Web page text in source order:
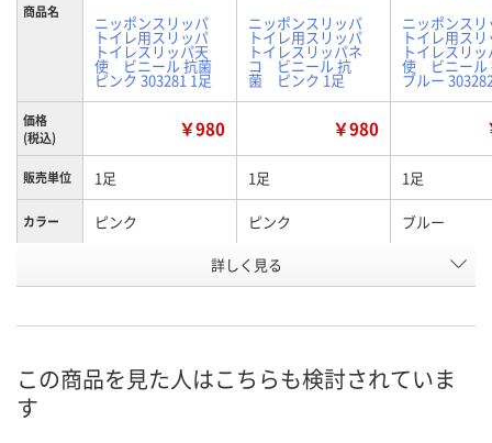
商品名
ニッポンスリッパ
トイレ用スリッパ
トイレスリッパ天
使 ビニール 抗菌
ピンク 303281 1足
ニッポンスリッパ
トイレ用スリッパ
トイレスリッパネ
コ ビニール 抗
菌 ピンク 1足
ニッポンスリ
トイレ用ス
トイレスリ
使 ビニール
ブルー
価格
(税込)
￥980 ￥980
販売単位 1足 1足 1足
カラー ピンク ピンク ブルー
UW48142 UR32350
詳しく見る
この商品を見た人はこちらも検討されていま
す